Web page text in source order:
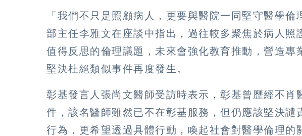
「我們不只是照顧病人，更要與醫院一同堅守醫學倫
部主任李雅文在座談中指出，過往較多聚焦於病人照
值得反思的倫理議題，未來會強化教育推動，營造專
堅決杜絕類似事件再度發生。
彰基發言人張尚文醫師受訪時表示，彰基曾歷經不肖
件，該名醫師雖然已不在彰基服務，但仍應該堅決譴
行為，更希望透過具體行動，喚起社會對醫學倫理的